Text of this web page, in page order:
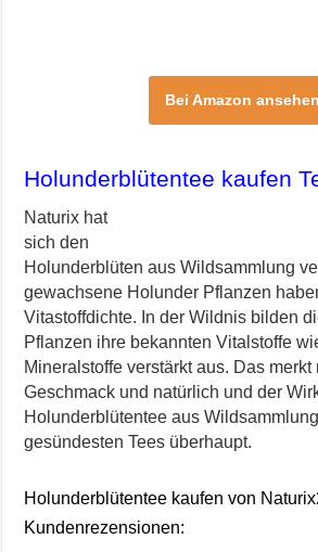
Bei Amazon ansehen
Holunderblütentee kaufen
Naturix hat
sich den
Holunderblüten aus Wildsammlung
gewachsene Holunder Pflanzen
Vitastoffdichte. In der Wildnis bilden
Pflanzen ihre bekannten Vitalstoffe
Mineralstoffe verstärkt aus. Das merkt
Geschmack und natürlich und der
Holunderblütentee aus
gesündesten Tees überhaupt.
Holunderblütentee kaufen von
Kundenrezensionen: